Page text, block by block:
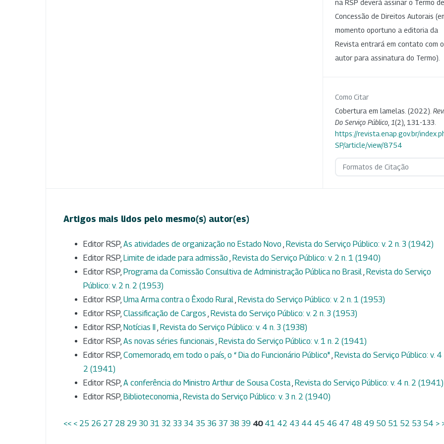
na RSP deverá assinar o Termo de
Concessão de Direitos Autorais
momento oportuno a editoria da
Revista entrará em contato com o
autor para assinatura do Termo).
Como Citar
Cobertura em lamelas. (2022).
Do Serviço Público 1(2), 131-133.
https://revista.enap.gov.br/
SP/article/view/8754
Formatos de Citação
Artigos mais lidos pelo mesmo(s) autor(es)
Editor RSP, As atividades de organização no Estado Novo , Revista do Serviço Público: v. 2 n. 3 (1942)
Editor RSP, Limite de idade para admissão , Revista do Serviço Público: v. 2 n. 1 (1940)
Editor RSP, Programa da Comissão Consultiva de Administração Pública no Brasil, Revista do Serviço
Público: v. 2 n. 2 (1953)
Editor RSP, Uma Arma contra o Êxodo Rural, Revista do Serviço Público: v. 2 n. 1 (1953)
Editor RSP, Classificação de Cargos , Revista do Serviço Público: v. 2 n. 3 (1953)
Editor RSP, Notícias II , Revista do Serviço Público: v. 4 n. 3 (1938)
Editor RSP, As novas séries funcionais , Revista do Serviço Público: v. 1 n. 2 (1941)
Editor RSP, Comemorado, em todo o país, o “ Dia do Funcionário Público" , Revista do Serviço Público: v. 4
2 (1941)
Editor RSP, A conferência do Ministro Arthur de Sousa Costa, Revista do Serviço Público: v. 4 n. 2 (1941)
Editor RSP, Biblioteconomia, Revista do Serviço Público: v. 3 n. 2 (1940)
<< < 25 26 27 28 29 30 31 32 33 34 35 36 37 38 39 40 41 42 43 44 45 46 47 48 49 50 51 52 53 54 >